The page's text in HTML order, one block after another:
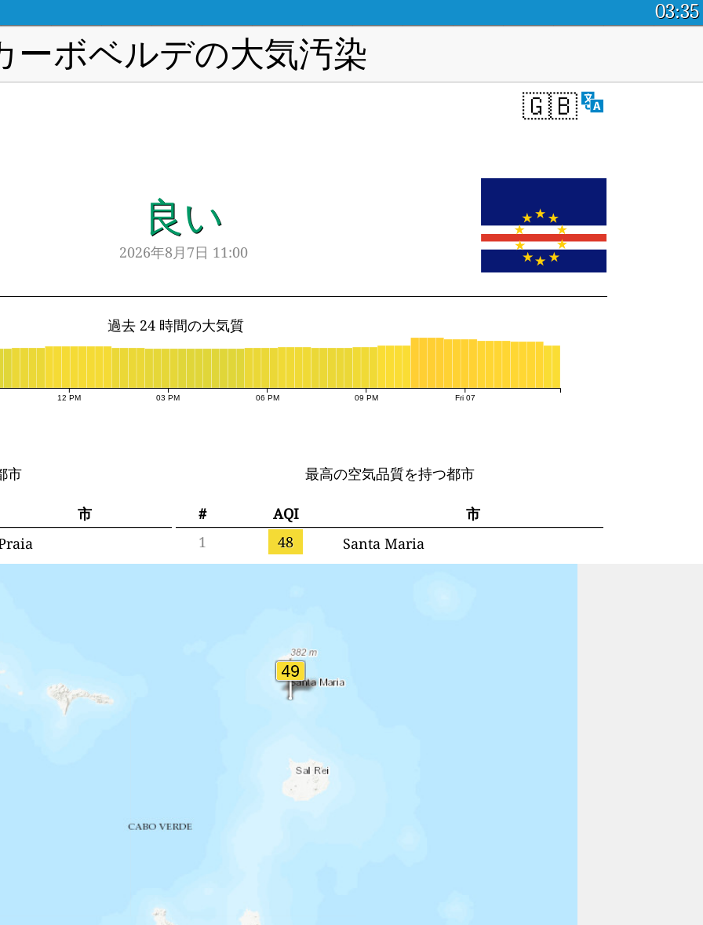
03:35
ーボベルデの大気汚染
🇬🇧
良い
2026年8月7日 11:00
過去 24 時間の大気質
12 PM 03 PM 06 PM 09 PM Fri 07
市
市
最高の空気品質を持つ都市
# AQI
市
1
48 Santa Maria